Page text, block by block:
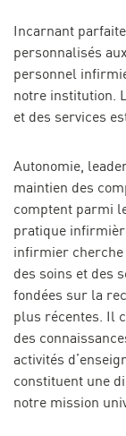
Incarnant
personnalisés
personnel
notre institution.
et des services
Autonomie,
maintien des
comptent parmi
pratique
infirmier
des soins et des
fondées sur la
plus récentes. Il
des
activités
constituent une
notre mission